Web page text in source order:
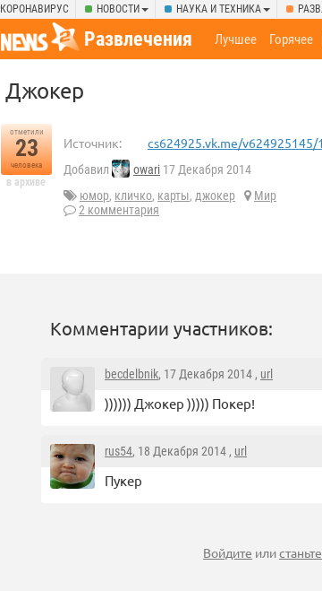
КОРОНАВИРУС НОВОСТИ НАУКА И ТЕХНИКА
Развлечения Лучшее Горячее
Джокер
отметили
23
человека
в архиве
Источник: cs624925.vk.me/v624925145/
Добавил owari 17 Декабря 2014
юмор, кличко, карты, джокер
Мир
2 комментария
Комментарии участников:
becdelbnik, 17 Декабря 2014 , url
)))))) Джокер ))))) Покер!
rus54, 18 Декабря 2014 , url
Пукер
Войдите или